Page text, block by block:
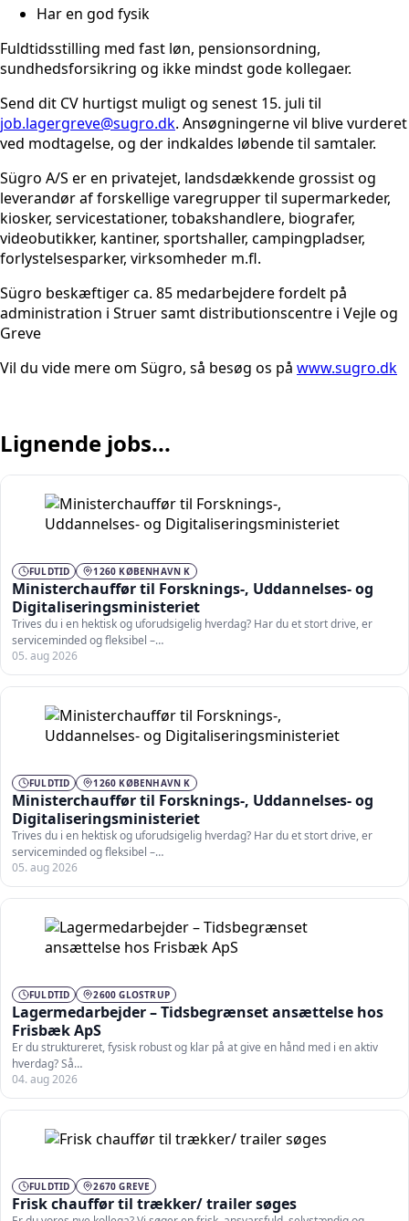
Har en god fysik
Fuldtidsstilling med fast løn, pensionsordning,
sundhedsforsikring og ikke mindst gode kollegaer.
Send dit CV hurtigst muligt og senest 15. juli til
job.lagergreve@sugro.dk. Ansøgningerne vil blive vurderet
ved modtagelse, og der indkaldes løbende til samtaler.
Sügro A/S er en privatejet, landsdækkende grossist og
leverandør af forskellige varegrupper til supermarkeder,
kiosker, servicestationer, tobakshandlere, biografer,
videobutikker, kantiner, sportshaller, campingpladser,
forlystelsesparker, virksomheder m.fl.
Sügro beskæftiger ca. 85 medarbejdere fordelt på
administration i Struer samt distributionscentre i Vejle og
Greve
Vil du vide mere om Sügro, så besøg os på www.sugro.dk
Lignende jobs...
FULDTID 1260 KØBENHAVN K
Ministerchauffør til Forsknings-, Uddannelses- og
Digitaliseringsministeriet
Trives du i en hektisk og uforudsigelig hverdag? Har du et stort drive, er
serviceminded og fleksibel –…
05. aug 2026
FULDTID 1260 KØBENHAVN K
Ministerchauffør til Forsknings-, Uddannelses- og
Digitaliseringsministeriet
Trives du i en hektisk og uforudsigelig hverdag? Har du et stort drive, er
serviceminded og fleksibel –…
05. aug 2026
FULDTID 2600 GLOSTRUP
Lagermedarbejder – Tidsbegrænset ansættelse hos
Frisbæk ApS
Er du struktureret, fysisk robust og klar på at give en hånd med i en aktiv
hverdag? Så…
04. aug 2026
FULDTID 2670 GREVE
Frisk chauffør til trækker/ trailer søges